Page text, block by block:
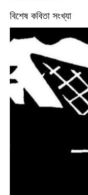
বিশেষ কবিতা সংখ্যা